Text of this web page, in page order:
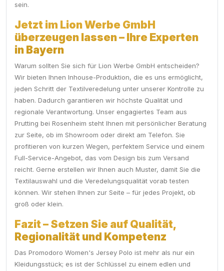
sein.
Jetzt im Lion Werbe GmbH
überzeugen lassen – Ihre Experten
in Bayern
Warum sollten Sie sich für Lion Werbe GmbH entscheiden?
Wir bieten Ihnen Inhouse-Produktion, die es uns ermöglicht,
jeden Schritt der Textilveredelung unter unserer Kontrolle zu
haben. Dadurch garantieren wir höchste Qualität und
regionale Verantwortung. Unser engagiertes Team aus
Prutting bei Rosenheim steht Ihnen mit persönlicher Beratung
zur Seite, ob im Showroom oder direkt am Telefon. Sie
profitieren von kurzen Wegen, perfektem Service und einem
Full-Service-Angebot, das vom Design bis zum Versand
reicht. Gerne erstellen wir Ihnen auch Muster, damit Sie die
Textilauswahl und die Veredelungsqualität vorab testen
können. Wir stehen Ihnen zur Seite – für jedes Projekt, ob
groß oder klein.
Fazit – Setzen Sie auf Qualität,
Regionalität und Kompetenz
Das Promodoro Women's Jersey Polo ist mehr als nur ein
Kleidungsstück; es ist der Schlüssel zu einem edlen und